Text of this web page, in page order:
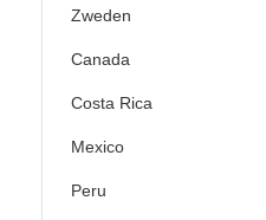
Zweden
Canada
Costa Rica
Mexico
Peru